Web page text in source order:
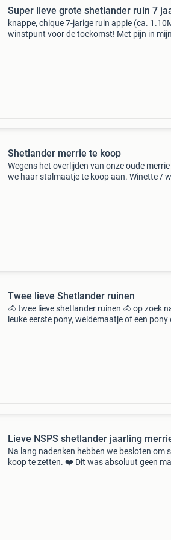
Super lieve grote shetlander ruin 7
​knappe, chique 7-jarige ruin appie (ca.
winstpunt voor de toekomst! ​Met pijn in
Shetlander merrie te koop
Wegens het overlijden van onze oude
we haar stalmaatje te koop aan. Winette /
Twee lieve Shetlander ruinen
🐴 twee lieve shetlander ruinen 🐴 op zoek
leuke eerste pony, weidemaatje of een pony
Lieve NSPS shetlander jaarling
Na lang nadenken hebben we besloten om
koop te zetten. ❤️ Dit was absoluut geen